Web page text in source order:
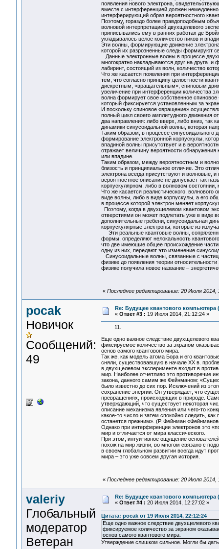
появления нового электрона,
вместе с интерференцией должен
интерферирующий образ вероятностного
Поэтому, гораздо более правдоподобным
волновой интерпретацией двухщелевого
приписывались ему в ранних работах де
укладывалось целое количество пиков и
Эти волны, формирующие движение
которой их разрозненные следы формируют
Данные электронные волны в процессе
многократно накладываются друг на друга
лабиринт, состоящий из волн, количество
Что же касается появления при
тем, что согласно принципу целостности
дискретным, «вращательным», спиновым
увеличение при интерференции количества
волна формирует свое собственное
который фиксируется установленным за
И поскольку спиновое «вращение»
полный цикл своего амплитудного движения
два направления: либо вверх, либо вниз, так
динамики синусоидальной волны, которая
Таким образом, в процессе синусоидального
формирование электронной корпускулы,
впадиной волны присутствует и в
отражает величину вероятности
или впадине.
Таким образом, между вероятностным и
близость и принципиальное отличие. Это
электрона всегда присутствуют и волновые,
вероятностное описание не допускает так
корпускулярном, либо в волновом состоянии,
Что же касается реалистического, волнового
виде волны, либо в виде корпускулы, а его
в процессе которой электрон меняет
Поэтому, когда в двухщелевом квантовом
отверстиями он может подлетать уже в виде
дополнительные гребени, синусоидальная
корпускулярные электроны, которые из
Эти реальные квантовые волны,
формы, определяют нелокальность
что две имеющие общее происхождение
одну из них, передают это изменение
Синусоидальные волны, связанные с
физике до появления теории
физике получила новое название –
« Последнее редактирование: 20 Июля 2014,
pocak
Новичок
Сообщений:
49
Re: Будущее квантового компьютера
« Ответ #3 : 19 Июля 2014, 21:12:24 »
11.
Еще одно важное следствие двухщелевого
фиксируемое количество за экраном
основ самого квантового мира.
Так же, как модель атома Бора и его
сняли, существовавшую в начале XX в.
в двухщелевом эксперименте входит в
мир. Наиболее отчетливо это противоречие
закона, данного самим же Фейнманом:
было известно до сих пор. Исключений из
сохранение энергии. Он утверждает, что
превращениях, происходящих в природе.
утверждающий, что существует некоторая
описание механизма явления или чего-то
какое-то число и затем спокойно следить,
останется прежним». (Р. Фейнман
Однако при интерференции электронов это
мир и отличается от мира классического.
При этом, интуитивное ощущение
похож на мир жизни, во многом связано с
в своем глобальном развитии всегда идут
мира – это уже совсем другая история.
« Последнее редактирование: 20 Июля 2014,
valeriy
Глобальный
модератор
Ветеран
Re: Будущее квантового компьютера
« Ответ #4 : 20 Июля 2014, 12:27:02 »
Цитата: pocak от 19 Июля 2014, 22:12:24
Еще одно важное следствие двухщелевого
фиксируемое количество за экраном
основ самого квантового мира.
Утверждение слишком сильное. Могли бы